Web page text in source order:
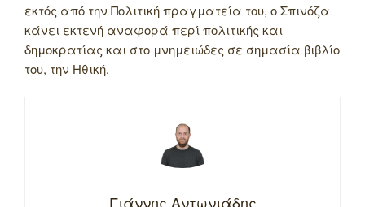
εκτός από την Πολιτική πραγματεία του, ο Σπινόζα
κάνει εκτενή αναφορά περί πολιτικής και
δημοκρατίας και στο μνημειώδες σε σημασία βιβλίο
του, την Ηθική.
Γιάννης Αντωνιάδης